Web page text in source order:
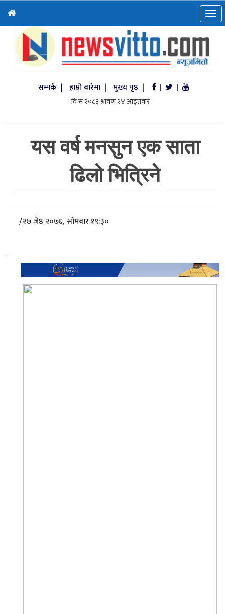
सम्पर्क | हाम्रो बारेमा | मुख्य पृष्ठ | | |
यस वर्ष मनसुन एक साता
ढिलो भित्रिने
/२७ जेष्ठ २०७६, सोमबार १९:३०